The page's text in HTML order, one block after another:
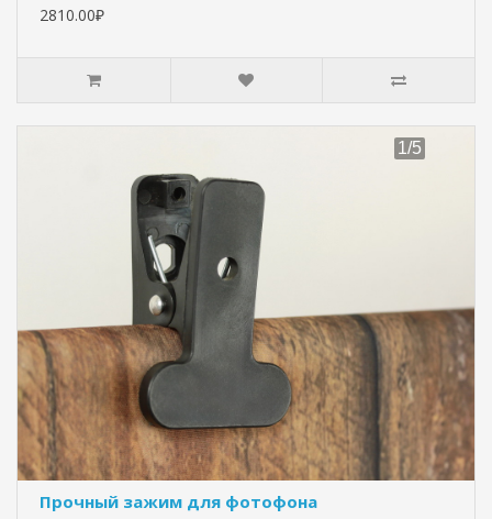
2810.00₽
Прочный зажим для фотофона